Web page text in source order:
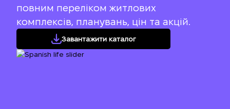
повним переліком житлових
комплексів, планувань, цін та акцій.
Завантажити каталог